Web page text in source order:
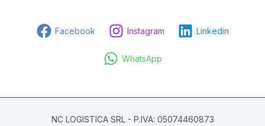
Facebook Instagram Linkedin
WhatsApp
NC LOGISTICA SRL - P.IVA: 05074460873